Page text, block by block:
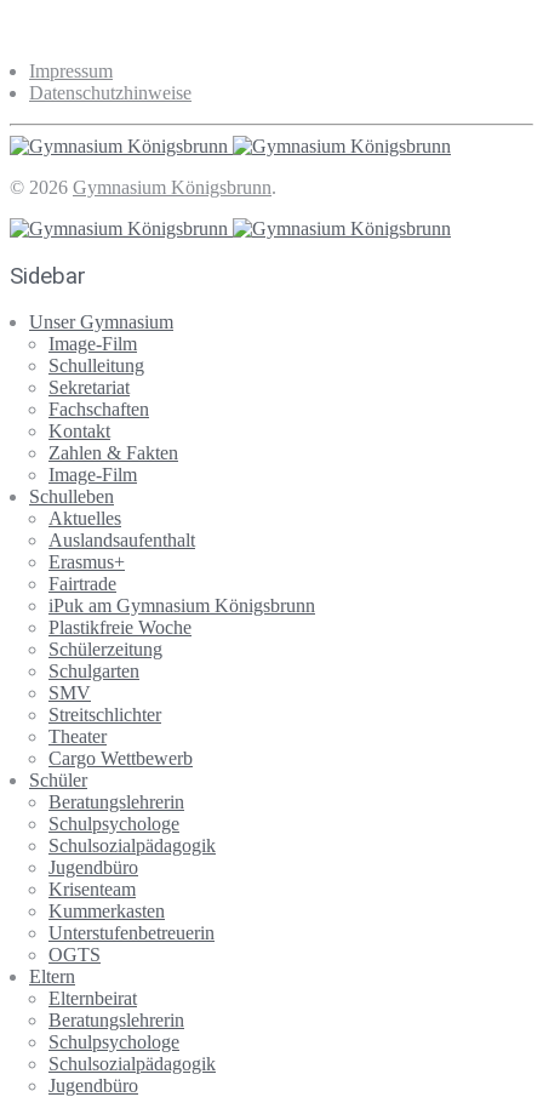
Impressum
Datenschutzhinweise
© 2026 Gymnasium Königsbrunn.
Sidebar
Unser Gymnasium
Image-Film
Schulleitung
Sekretariat
Fachschaften
Kontakt
Zahlen & Fakten
Image-Film
Schulleben
Aktuelles
Auslandsaufenthalt
Erasmus+
Fairtrade
iPuk am Gymnasium Königsbrunn
Plastikfreie Woche
Schülerzeitung
Schulgarten
SMV
Streitschlichter
Theater
Cargo Wettbewerb
Schüler
Beratungslehrerin
Schulpsychologe
Schulsozialpädagogik
Jugendbüro
Krisenteam
Kummerkasten
Unterstufenbetreuerin
OGTS
Eltern
Elternbeirat
Beratungslehrerin
Schulpsychologe
Schulsozialpädagogik
Jugendbüro